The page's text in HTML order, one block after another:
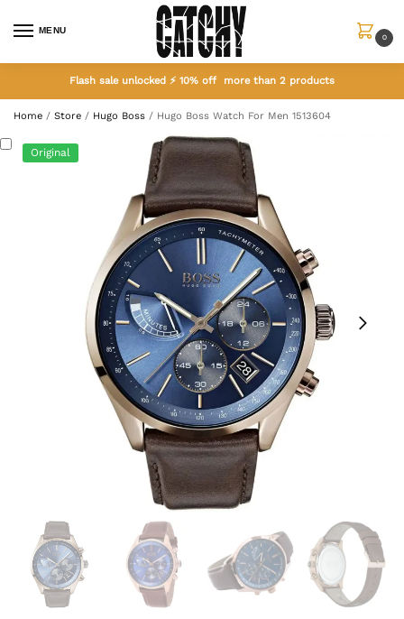
MENU
0
Flash sale unlocked ⚡ 10% off more than 2 products
Home / Store / Hugo Boss / Hugo Boss Watch For Men 1513604
Original